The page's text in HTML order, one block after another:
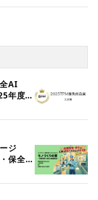
AI
年度
ージ
保全と